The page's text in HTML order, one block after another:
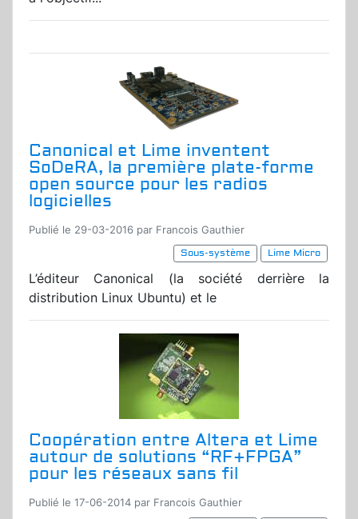
Canonical et Lime inventent
SoDeRA, la première plate-forme
open source pour les radios
logicielles
Publié le 29-03-2016 par Francois Gauthier
Sous-système
Lime Micro
L’éditeur Canonical (la société derrière la
distribution Linux Ubuntu) et le
Coopération entre Altera et Lime
autour de solutions “RF+FPGA”
pour les réseaux sans fil
Publié le 17-06-2014 par Francois Gauthier